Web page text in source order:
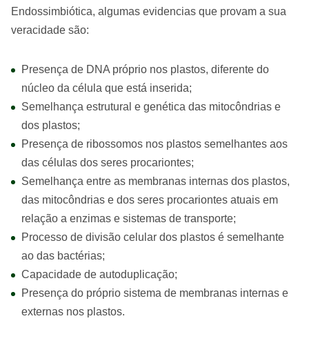
Endossimbiótica, algumas evidencias que provam a sua
veracidade são:
Presença de DNA próprio nos plastos, diferente do
núcleo da célula que está inserida;
Semelhança estrutural e genética das mitocôndrias e
dos plastos;
Presença de ribossomos nos plastos semelhantes aos
das células dos seres procariontes;
Semelhança entre as membranas internas dos plastos,
das mitocôndrias e dos seres procariontes atuais em
relação a enzimas e sistemas de transporte;
Processo de divisão celular dos plastos é semelhante
ao das bactérias;
Capacidade de autoduplicação;
Presença do próprio sistema de membranas internas e
externas nos plastos.